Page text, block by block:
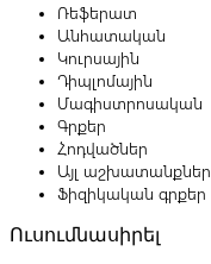
Ռեֆերատ
Անհատական
Կուրսային
Դիպլոմային
Մագիստրոսական
Գրքեր
Հոդվածներ
Այլ աշխատանքներ
Ֆիզիկական գրքեր
Ուսումնասիրել